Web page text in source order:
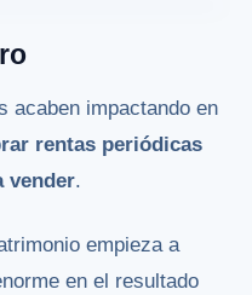
acaben impactando en
rentas periódicas
vender.
empieza a
en el resultado